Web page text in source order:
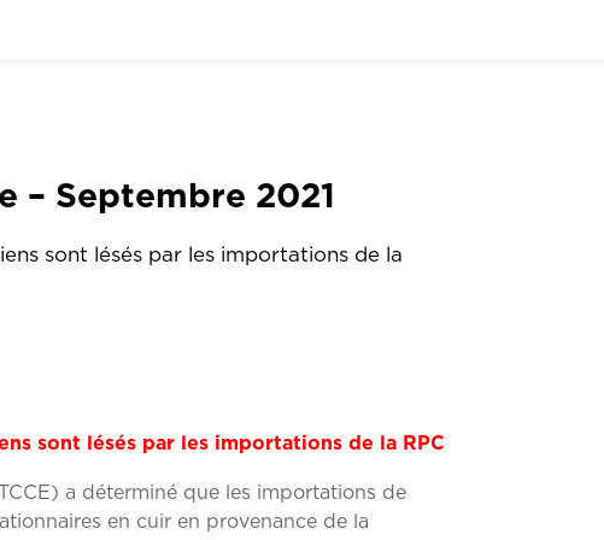
– Septembre 2021
sont lésés par les importations de la
sont lésés par les importations de la RPC
a déterminé que les importations de
en cuir en provenance de la